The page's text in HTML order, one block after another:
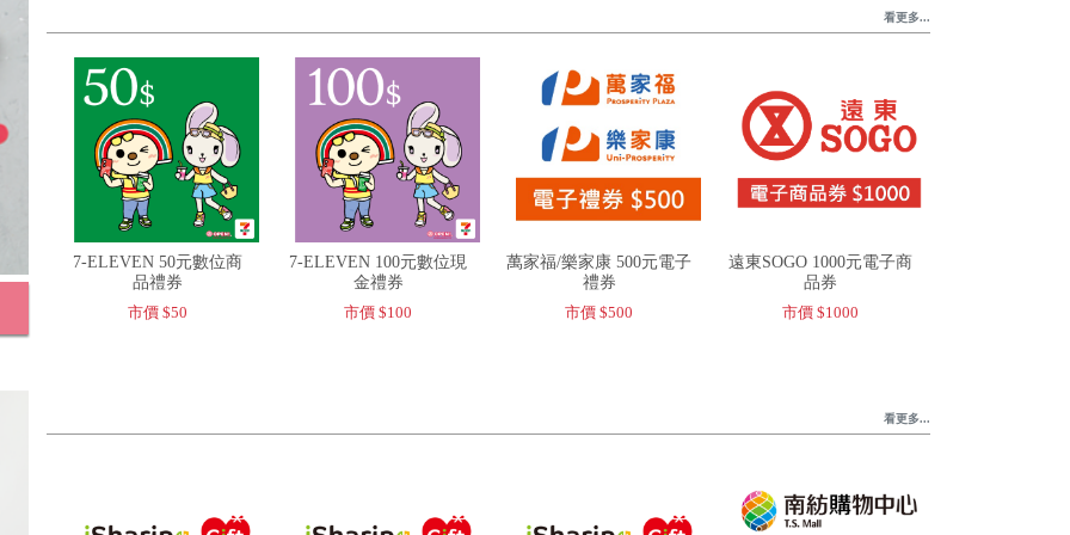
7-ELEVEN 50元數位商
品禮券
市價 $50
7-ELEVEN 100元數位現
金禮券
市價 $100
萬家福/樂家康 500元電子
禮券
市價 $500
遠東SOGO 1000元電子商
品券
市價 $1000
看更多...
看更多...